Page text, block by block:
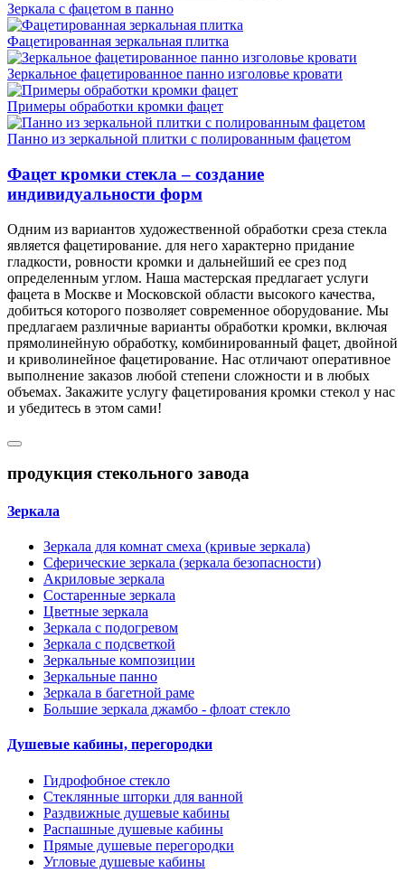
Зеркала с фацетом в панно
Фацетированная зеркальная плитка
Зеркальное фацетированное панно изголовье кровати
Примеры обработки кромки фацет
Панно из зеркальной плитки с полированным фацетом
Фацет кромки стекла – создание
индивидуальности форм
Одним из вариантов художественной обработки среза стекла
является фацетирование. для него характерно придание
гладкости, ровности кромки и дальнейший ее срез под
определенным углом. Наша мастерская предлагает услуги
фацета в Москве и Московской области высокого качества,
добиться которого позволяет современное оборудование. Мы
предлагаем различные варианты обработки кромки, включая
прямолинейную обработку, комбинированный фацет, двойной
и криволинейное фацетирование. Нас отличают оперативное
выполнение заказов любой степени сложности и в любых
объемах. Закажите услугу фацетирования кромки стекол у нас
и убедитесь в этом сами!
продукция стекольного завода
Зеркала
Зеркала для комнат смеха (кривые зеркала)
Сферические зеркала (зеркала безопасности)
Акриловые зеркала
Состаренные зеркала
Цветные зеркала
Зеркала с подогревом
Зеркала с подсветкой
Зеркальные композиции
Зеркальные панно
Зеркала в багетной раме
Большие зеркала джамбо - флоат стекло
Душевые кабины, перегородки
Гидрофобное стекло
Стеклянные шторки для ванной
Раздвижные душевые кабины
Распашные душевые кабины
Прямые душевые перегородки
Угловые душевые кабины